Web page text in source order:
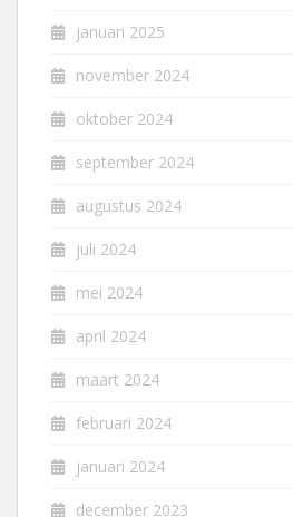
januari 2025
november 2024
oktober 2024
september 2024
augustus 2024
juli 2024
mei 2024
april 2024
maart 2024
februari 2024
januari 2024
december 2023